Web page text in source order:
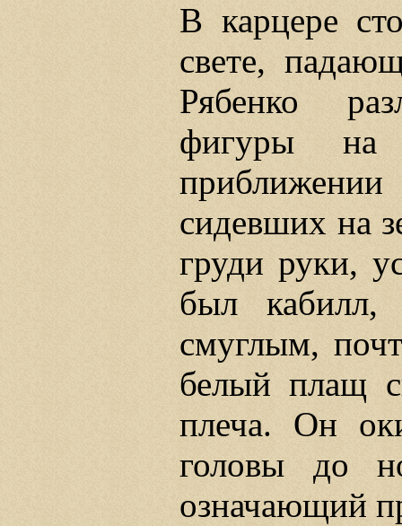
В карцере
свете,
Рябенко
фигуры
сидевших на
груди руки,
был
смуглым,
белый плащ
плеча. Он
головы до
означающий